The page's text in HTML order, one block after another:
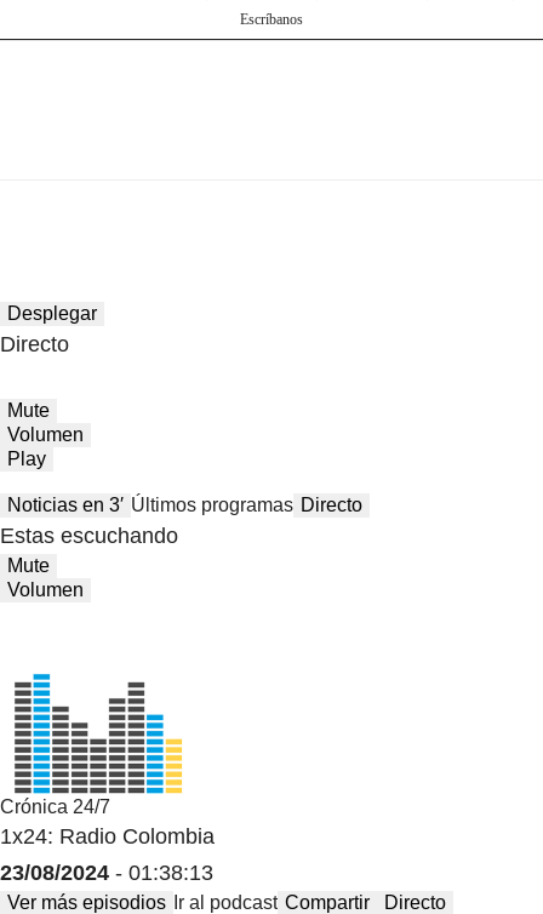
Escríbanos
Desplegar
Directo
Mute
Volumen
Play
Noticias en 3′ Últimos programas Directo
Estas escuchando
Mute
Volumen
Crónica 24/7
1x24: Radio Colombia
23/08/2024 - 01:38:13
Ver más episodios Ir al podcast Compartir Directo